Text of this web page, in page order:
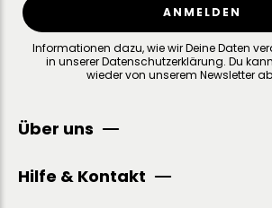
ANMELDEN
Informationen dazu, wie wir Deine Daten
in unsererDatenschutzerklärung. Du
wieder von unserem Newsletter
Über uns
Hilfe & Kontakt